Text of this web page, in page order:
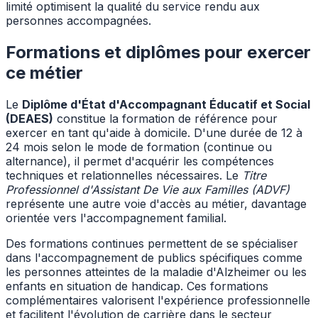
limité optimisent la qualité du service rendu aux
personnes accompagnées.
Formations et diplômes pour exercer
ce métier
Le Diplôme d'État d'Accompagnant Éducatif et Social
(DEAES) constitue la formation de référence pour
exercer en tant qu'aide à domicile. D'une durée de 12 à
24 mois selon le mode de formation (continue ou
alternance), il permet d'acquérir les compétences
techniques et relationnelles nécessaires. Le Titre
Professionnel d'Assistant De Vie aux Familles (ADVF)
représente une autre voie d'accès au métier, davantage
orientée vers l'accompagnement familial.
Des formations continues permettent de se spécialiser
dans l'accompagnement de publics spécifiques comme
les personnes atteintes de la maladie d'Alzheimer ou les
enfants en situation de handicap. Ces formations
complémentaires valorisent l'expérience professionnelle
et facilitent l'évolution de carrière dans le secteur